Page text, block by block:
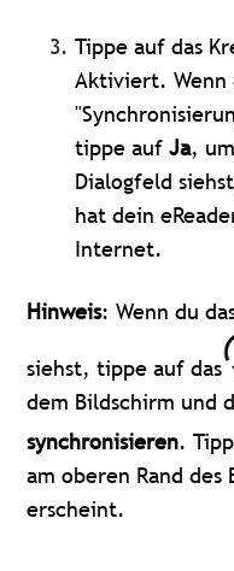
Tippe auf das
Aktiviert. Wenn
tippe aufJa,
Dialogfeld
hat dein
Internet.
Hinweis: Wenn du
siehst, tippe auf das
dem Bildschirm und
synchronisieren.
am oberen Rand des
erscheint.